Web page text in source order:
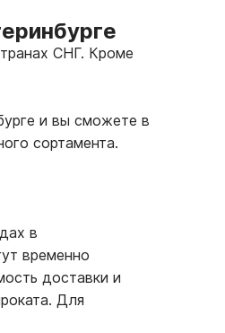
СНГ. Кроме
и вы сможете в
сортамента.
в
временно
доставки и
Для